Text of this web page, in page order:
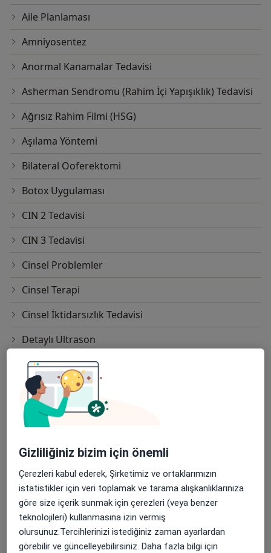
Aile Planlaması
Amniyosentez
Anormal Kanamalar Tedavisi
Asherman Sendromu (Rahim İçi Yapışıklık) Tedavisi
Ağrısız Rahim Filmi (HSG)
Aşılama Yöntemi
Bilateral Ooferektomi
Botox Uygulaması
CIN 2 Tedavisi
CIN 3 Tedavisi
Cinsel Problemler
Cinsel Terapi
Cinsel İktidarsızlık Tedavisi
Detaylı Ultrason
Dilatasyon Ve Kürtaj
Diyabetik Gebe Takibi
Dolgu Uygulaması
Doğal Doğum
Doğum
Doğum Kontrol
Doğum Kontrolde Doğal Yöntemler
Gizliliğiniz bizim için önemli
Çerezleri kabul ederek, Şirketimiz ve ortaklarımızın
istatistikler için veri toplamak ve tarama alışkanlıklarınıza
göre size içerik sunmak için çerezleri (veya benzer
teknolojileri) kullanmasına izin vermiş
olursunuz.Tercihlerinizi istediğiniz zaman ayarlardan
görebilir ve güncelleyebilirsiniz. Daha fazla bilgi için